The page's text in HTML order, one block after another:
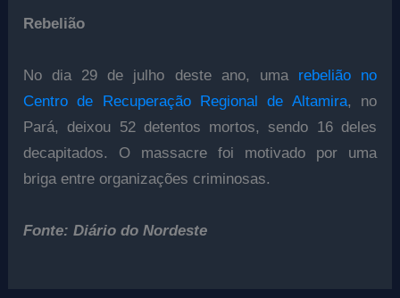
Rebelião
No dia 29 de julho deste ano, umarebelião no
Centro de Recuperação Regional de Altamira, no
Pará, deixou 52 detentos mortos, sendo 16 deles
decapitados. O massacre foi motivado por uma
briga entre organizações criminosas.
Fonte: Diário do Nordeste